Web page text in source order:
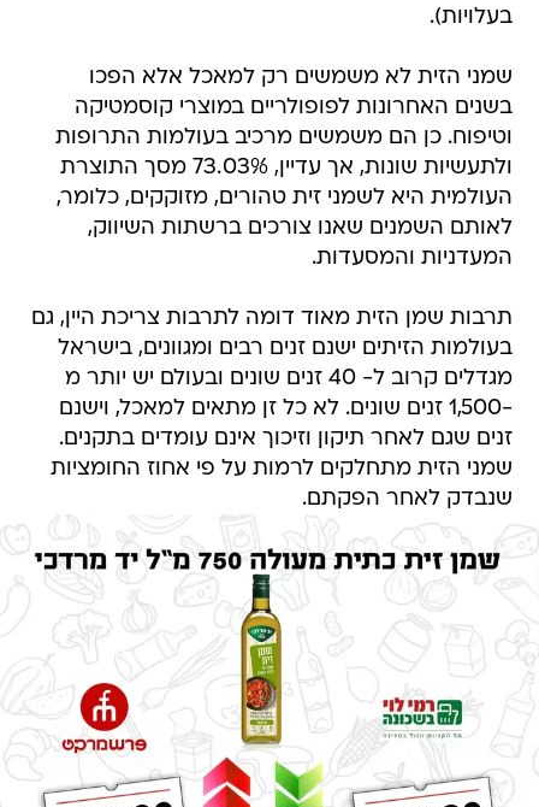
בעלויות).
שמני הזית לא משמשים רק למאכל אלא הפכו
בשנים האחרונות לפופולריים במוצרי קוסמטיקה
וטיפוח. כן הם משמשים מרכיב בעולמות התרופות
ולתעשיות שונות, אך עדיין, 73.03% מסך התוצרת
העולמית היא לשמני זית טהורים, מזוקקים, כלומר,
לאותם השמנים שאנו צורכים ברשתות השיווק,
המעדניות והמסעדות.
תרבות שמן הזית מאוד דומה לתרבות צריכת היין, גם
בעולמות הזיתים ישנם זנים רבים ומגוונים, בישראל
מגדלים קרוב ל- 40 זנים שונים ובעולם יש יותר מ
-1,500 זנים שונים. לא כל זן מתאים למאכל, וישנם
זנים שגם לאחר תיקון וזיכוך אינם עומדים בתקנים.
שמני הזית מתחלקים לרמות על פי אחוז החומציות
שנבדק לאחר הפקתם.